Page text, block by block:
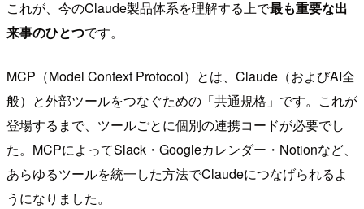
これが、今のClaude製品体系を理解する上で最も重要な出
来事のひとつです。
MCP（Model Context Protocol）とは、Claude（およびAI全
般）と外部ツールをつなぐための「共通規格」です。これが
登場するまで、ツールごとに個別の連携コードが必要でし
た。MCPによってSlack・Googleカレンダー・Notionなど、
あらゆるツールを統一した方法でClaudeにつなげられるよ
うになりました。